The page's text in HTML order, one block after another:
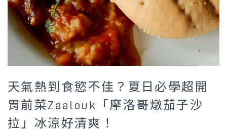
天氣熱到食慾不佳？夏日必學超開
胃前菜Zaalouk「摩洛哥燉茄子沙
拉」冰涼好清爽！